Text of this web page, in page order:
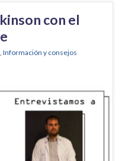
con el
, Información y consejos